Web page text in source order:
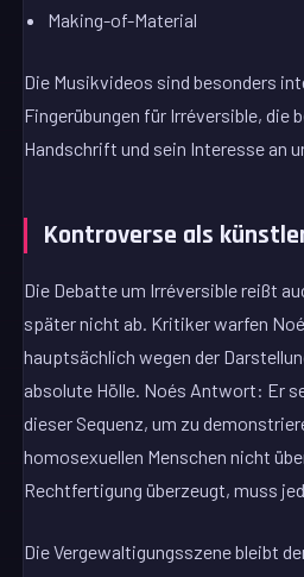
Making-of-Material
Die Musikvideos sind besonders
Fingerübungen für Irréversible, die
Handschrift und sein Interesse an
Kontroverse als
Die Debatte um Irréversible reißt
später nicht ab. Kritiker warfen
hauptsächlich wegen der
absolute Hölle. Noés Antwort: Er
dieser Sequenz, um zu
homosexuellen Menschen nicht
Rechtfertigung überzeugt, muss
Die Vergewaltigungsszene bleibt